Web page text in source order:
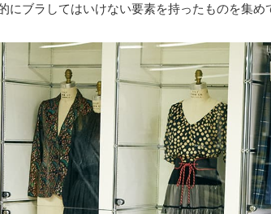
にブラしてはいけない要素を持ったものを集め